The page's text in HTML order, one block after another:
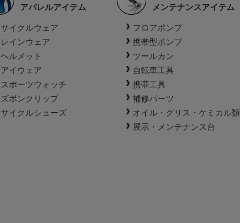
アパレルアイテム
サイクルウェア
レインウェア
ヘルメット
アイウェア
スポーツウォッチ
ズボンクリップ
サイクルシューズ
メンテナンスアイテム
フロアポンプ
携帯型ポンプ
ツールカン
自転車工具
携帯工具
補修パーツ
オイル・グリス・ケミカル類
展示・メンテナンス台